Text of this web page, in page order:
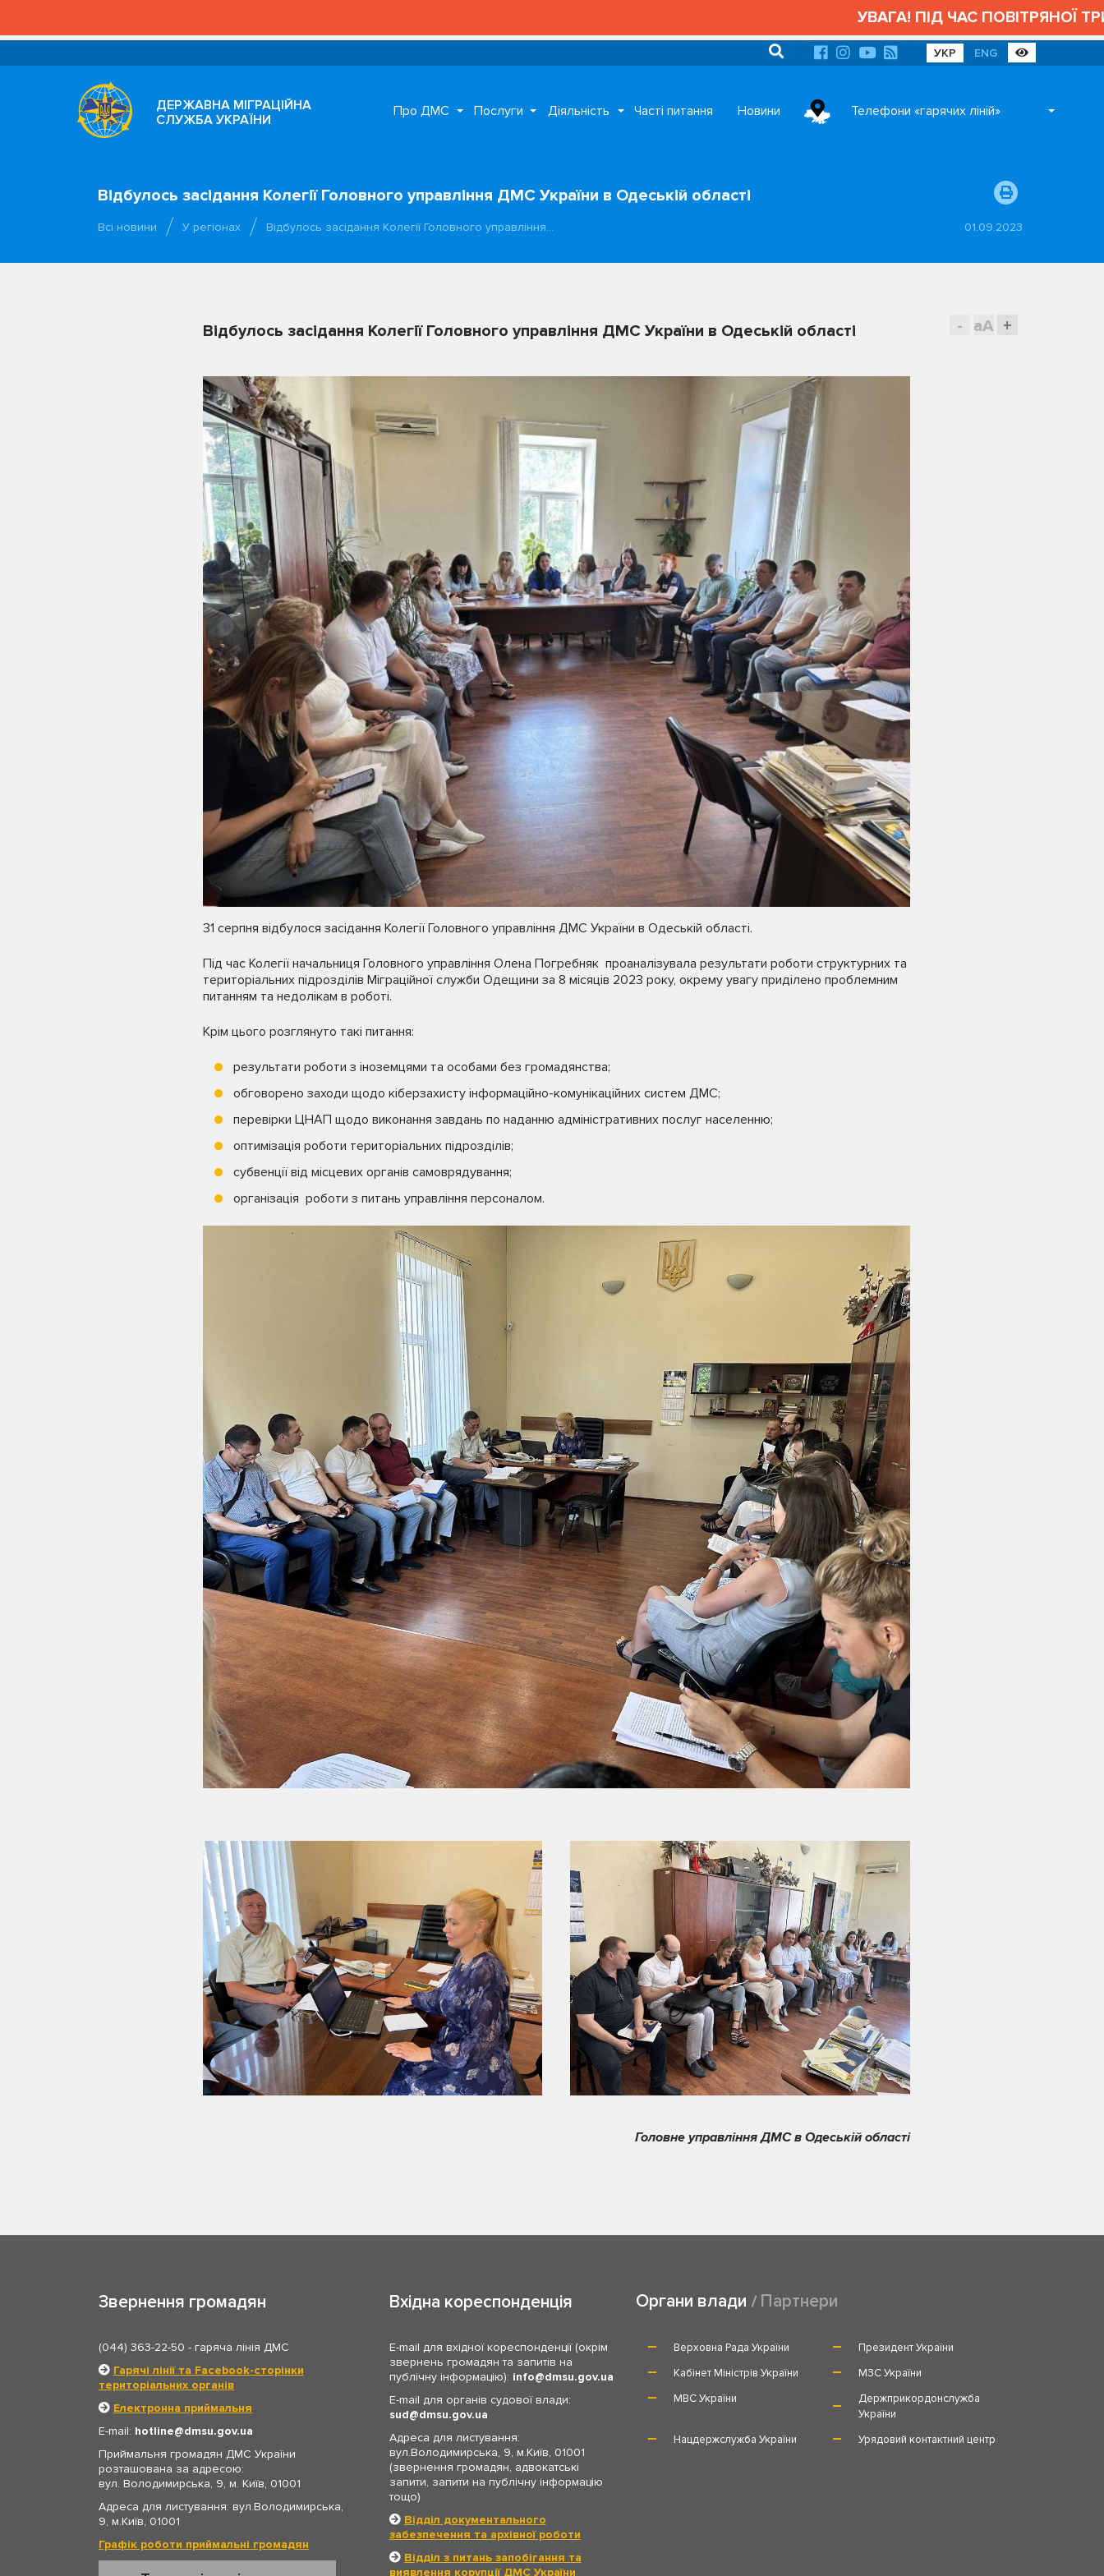
УВАГА! ПІД ЧАС ПОВІТРЯНОЇ
УКР ENG
ДЕРЖАВНА МІГРАЦІЙНА
СЛУЖБА УКРАЇНИ
Про ДМС Послуги Діяльність Часті питання Новини Телефони «гарячих ліній»
Відбулось засідання Колегії Головного управління ДМС України в Одеській області
Всі новини У регіонах Відбулось засідання Колегії Головного управління… 01.09.2023
- aA +
Відбулось засідання Колегії Головного управління ДМС України в Одеській області
31 серпня відбулося засідання Колегії Головного управління ДМС України в Одеській області.
Під час Колегії начальниця Головного управління Олена Погребняк проаналізувала результати роботи структурних та
територіальних підрозділів Міграційної служби Одещини за 8 місяців 2023 року, окрему увагу приділено проблемним
питанням та недолікам в роботі.
Крім цього розглянуто такі питання:
результати роботи з іноземцями та особами без громадянства;
обговорено заходи щодо кіберзахисту інформаційно-комунікаційних систем ДМС;
перевірки ЦНАП щодо виконання завдань по наданню адміністративних послуг населенню;
оптимізація роботи територіальних підрозділів;
субвенції від місцевих органів самоврядування;
організація роботи з питань управління персоналом.
Головне управління ДМС в Одеській області
Звернення громадян
(044) 363-22-50 - гаряча лінія ДМС
Гарячі лінії та Facebook-сторінки
територіальних органів
Електронна приймальня
E-mail: hotline
dmsu.gov.ua
Приймальня громадян ДМС України
розташована за адресою:
вул. Володимирська, 9, м. Київ, 01001
Адреса для листування: вул.Володимирська,
9, м.Київ, 01001
Графік роботи приймальні громадян
Вхідна кореспонденція
E-mail для вхідної кореспонденції (окрім
звернень громадян та запитів на
публічну інформацію): info
dmsu.gov.ua
E-mail для органів судової влади:
sud
dmsu.gov.ua
Адреса для листування:
вул.Володимирська, 9, м.Київ, 01001
(звернення громадян, адвокатські
запити, запити на публічну інформацію
тощо)
Відділ документального
забезпечення та архівної роботи
Відділ з питань запобігання та
виявлення корупції ДМС України
Органи влади Партнери
Верховна Рада України
Президент України
Кабінет Міністрів України
МЗС України
МВС України
Держприкордонслужба
України
Нацдержслужба України
Урядовий контактний центр